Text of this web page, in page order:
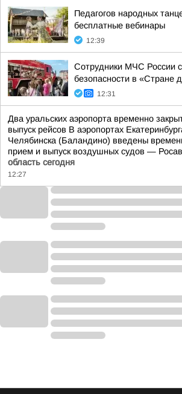
Педагогов народных
бесплатные вебинары
12:39
Сотрудники МЧС России
безопасности в «Стране
12:31
Два уральских аэропорта временно
выпуск рейсов В аэропортах
Челябинска (Баландино) введены
прием и выпуск воздушных судов —
область сегодня
12:27